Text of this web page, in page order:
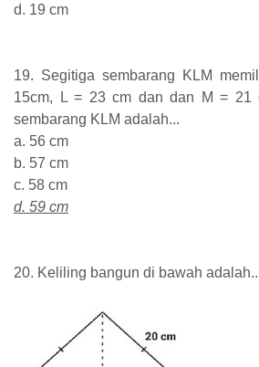
d. 19 cm
19. Segitiga sembarang KLM
15cm, L = 23 cm dan dan M = 21
sembarang KLM adalah...
a. 56 cm
b. 57 cm
c. 58 cm
d. 59 cm
20. Keliling bangun di bawah